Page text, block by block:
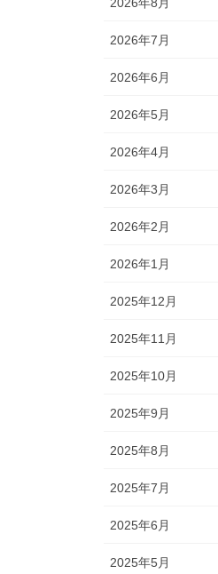
2026年7月
2026年6月
2026年5月
2026年4月
2026年3月
2026年2月
2026年1月
2025年12月
2025年11月
2025年10月
2025年9月
2025年8月
2025年7月
2025年6月
2025年5月